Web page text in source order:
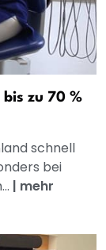
zu 70 %
schnell
bei
| mehr